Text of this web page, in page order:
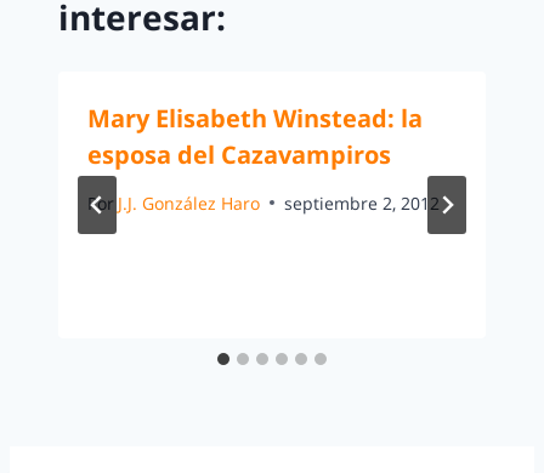
interesar:
Mary Elisabeth Winstead: la
esposa del Cazavampiros
Por J.J. González Haro septiembre 2, 2012